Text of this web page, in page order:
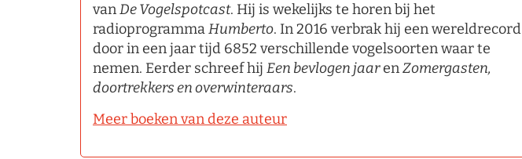
vanDe Vogelspotcast. Hij is wekelijks te horen bij het
radioprogrammaHumberto. In 2016 verbrak hij een wereldrecord
door in een jaar tijd 6852 verschillende vogelsoorten waar te
nemen. Eerder schreef hij Een bevlogen jaarenZomergasten,
doortrekkers en overwinteraars.
Meer boeken van deze auteur